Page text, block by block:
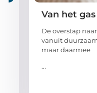
Van het
De overstap
vanuit
maar daarmee
...